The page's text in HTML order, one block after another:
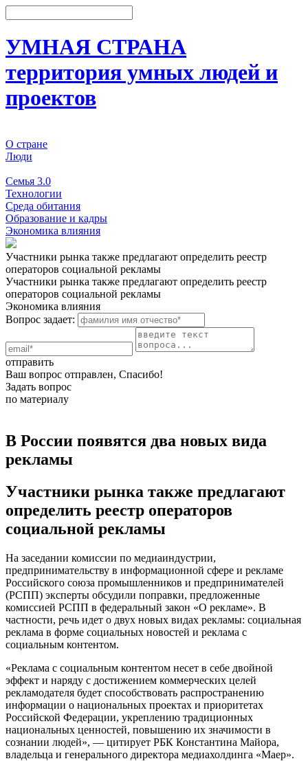
УМНАЯ СТРАНА
территория умных людей и
проектов
О стране
Люди
Семья 3.0
Технологии
Среда обитания
Образование и кадры
Экономика влияния
Участники рынка также предлагают определить реестр
операторов социальной рекламы
Участники рынка также предлагают определить реестр
операторов социальной рекламы
Экономика влияния
Вопрос задает:
отправить
Ваш вопрос отправлен, Спасибо!
Задать вопрос
по материалу
В России появятся два новых вида
рекламы
Участники рынка также предлагают
определить реестр операторов
социальной рекламы
На заседании комиссии по медиаиндустрии,
предпринимательству в информационной сфере и рекламе
Российского союза промышленников и предпринимателей
(РСПП) эксперты обсудили поправки, предложенные
комиссией РСПП в федеральный закон «О рекламе». В
частности, речь идет о двух новых видах рекламы: социальная
реклама в форме социальных новостей и реклама с
социальным контентом.
«Реклама с социальным контентом несет в себе двойной
эффект и наряду с достижением коммерческих целей
рекламодателя будет способствовать распространению
информации о национальных проектах и приоритетах
Российской Федерации, укреплению традиционных
национальных ценностей, повышению их значимости в
сознании людей», — цитирует РБК Константина Майора,
владельца и генерального директора медиахолдинга «Маер».